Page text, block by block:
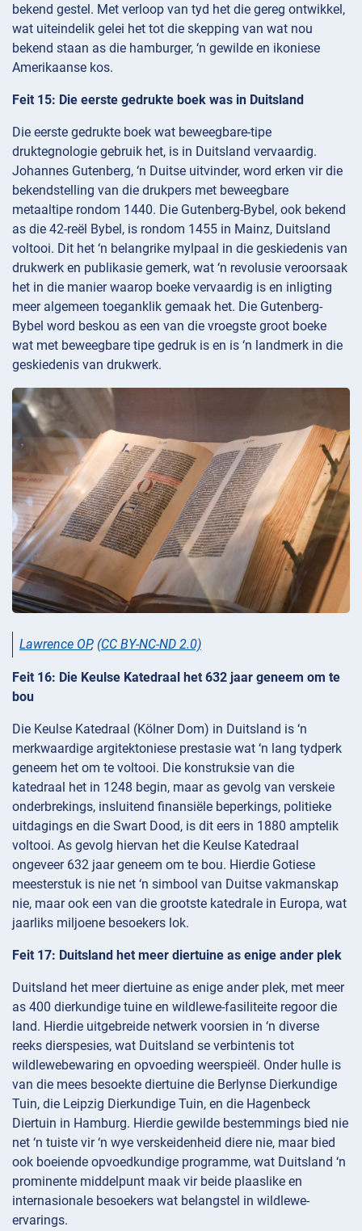
bekend gestel. Met verloop van tyd het die gereg ontwikkel,
wat uiteindelik gelei het tot die skepping van wat nou
bekend staan as die hamburger, ‘n gewilde en ikoniese
Amerikaanse kos.
Feit 15: Die eerste gedrukte boek was in Duitsland
Die eerste gedrukte boek wat beweegbare-tipe
druktegnologie gebruik het, is in Duitsland vervaardig.
Johannes Gutenberg, ‘n Duitse uitvinder, word erken vir die
bekendstelling van die drukpers met beweegbare
metaaltipe rondom 1440. Die Gutenberg-Bybel, ook bekend
as die 42-reël Bybel, is rondom 1455 in Mainz, Duitsland
voltooi. Dit het ‘n belangrike mylpaal in die geskiedenis van
drukwerk en publikasie gemerk, wat ‘n revolusie veroorsaak
het in die manier waarop boeke vervaardig is en inligting
meer algemeen toeganklik gemaak het. Die Gutenberg-
Bybel word beskou as een van die vroegste groot boeke
wat met beweegbare tipe gedruk is en is ‘n landmerk in die
geskiedenis van drukwerk.
Lawrence OP, (CC BY-NC-ND 2.0)
Feit 16: Die Keulse Katedraal het 632 jaar geneem om te
bou
Die Keulse Katedraal (Kölner Dom) in Duitsland is ‘n
merkwaardige argitektoniese prestasie wat ‘n lang tydperk
geneem het om te voltooi. Die konstruksie van die
katedraal het in 1248 begin, maar as gevolg van verskeie
onderbrekings, insluitend finansiële beperkings, politieke
uitdagings en die Swart Dood, is dit eers in 1880 amptelik
voltooi. As gevolg hiervan het die Keulse Katedraal
ongeveer 632 jaar geneem om te bou. Hierdie Gotiese
meesterstuk is nie net ‘n simbool van Duitse vakmanskap
nie, maar ook een van die grootste katedrale in Europa, wat
jaarliks miljoene besoekers lok.
Feit 17: Duitsland het meer diertuine as enige ander plek
Duitsland het meer diertuine as enige ander plek, met meer
as 400 dierkundige tuine en wildlewe-fasiliteite regoor die
land. Hierdie uitgebreide netwerk voorsien in ‘n diverse
reeks dierspesies, wat Duitsland se verbintenis tot
wildlewebewaring en opvoeding weerspieël. Onder hulle is
van die mees besoekte diertuine die Berlynse Dierkundige
Tuin, die Leipzig Dierkundige Tuin, en die Hagenbeck
Diertuin in Hamburg. Hierdie gewilde bestemmings bied nie
net ‘n tuiste vir ‘n wye verskeidenheid diere nie, maar bied
ook boeiende opvoedkundige programme, wat Duitsland ‘n
prominente middelpunt maak vir beide plaaslike en
internasionale besoekers wat belangstel in wildlewe-
ervarings.